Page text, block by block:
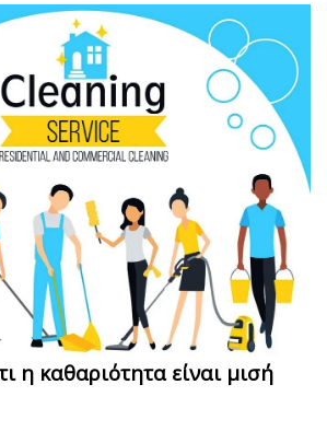
η καθαριότητα είναι μισή